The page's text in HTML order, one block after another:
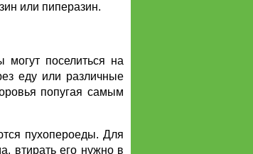
или пиперазин.
поселиться на
еду или различные
попугая самым
пухопероеды. Для
втирать его нужно в